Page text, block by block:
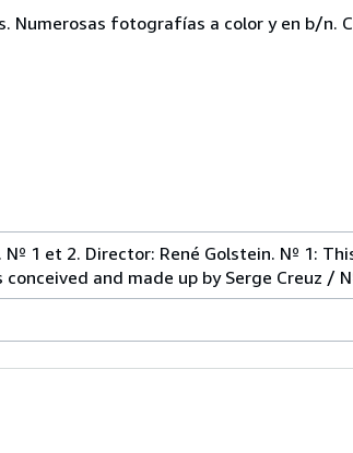
Numerosas fotografías a color y en b/n.
Nº 1 et 2. Director: René Golstein. Nº 1:
and made up by Serge Creuz /